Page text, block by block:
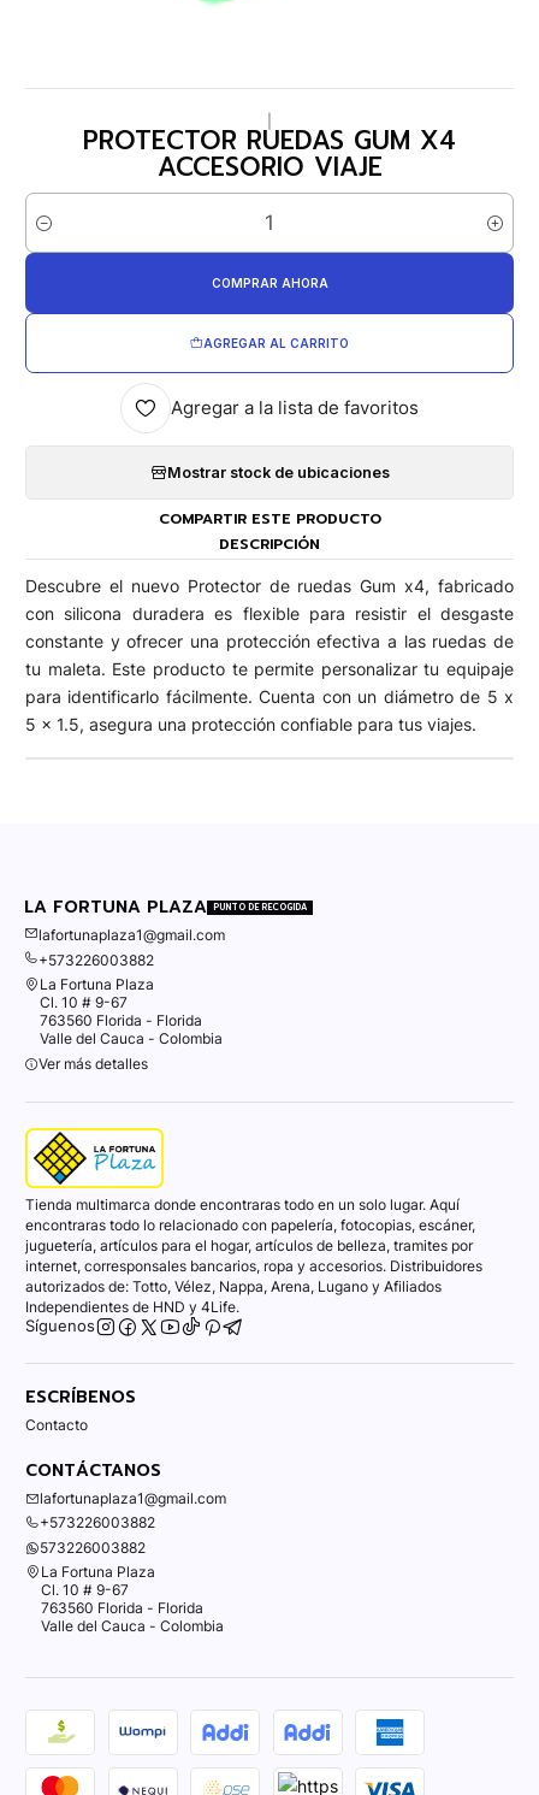
PROTECTOR RUEDAS GUM X4
ACCESORIO VIAJE
Cantidad
AGREGAR AL CARRITO
COMPRAR AHORA
Agregar a la lista de favoritos
Mostrar stock de ubicaciones
COMPARTIR ESTE PRODUCTO
DESCRIPCIÓN
Descubre el nuevo Protector de ruedas Gum x4, fabricado
con silicona duradera es flexible para resistir el desgaste
constante y ofrecer una protección efectiva a las ruedas de
tu maleta. Este producto te permite personalizar tu equipaje
para identificarlo fácilmente. Cuenta con un diámetro de 5 x
5 x 1.5, asegura una protección confiable para tus viajes.
LA FORTUNA PLAZA PUNTO DE RECOGIDA
lafortunaplaza1@gmail.com
+573226003882
La Fortuna Plaza
Cl. 10 # 9-67
763560 Florida - Florida
Valle del Cauca - Colombia
Ver más detalles
Tienda multimarca donde encontraras todo en un solo lugar. Aquí
encontraras todo lo relacionado con papelería, fotocopias, escáner,
juguetería, artículos para el hogar, artículos de belleza, tramites por
internet, corresponsales bancarios, ropa y accesorios. Distribuidores
autorizados de: Totto, Vélez, Nappa, Arena, Lugano y Afiliados
Independientes de HND y 4Life.
Síguenos
ESCRÍBENOS
Contacto
CONTÁCTANOS
lafortunaplaza1@gmail.com
+573226003882
573226003882
La Fortuna Plaza
Cl. 10 # 9-67
763560 Florida - Florida
Valle del Cauca - Colombia